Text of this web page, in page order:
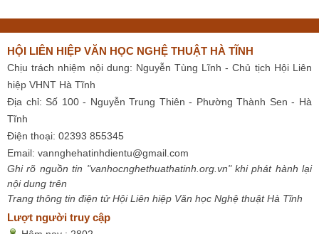
HỘI LIÊN HIỆP VĂN HỌC NGHỆ THUẬT HÀ TĨNH
Chịu trách nhiệm nội dung: Nguyễn Tùng Lĩnh - Chủ tịch Hội Liên
hiệp VHNT Hà Tĩnh
Địa chỉ: Số 100 - Nguyễn Trung Thiên - Phường Thành Sen - Hà
Tĩnh
Điện thoại: 02393 855345
Email: vannghehatinhdientu@gmail.com
Ghi rõ nguồn tin "vanhocnghethuathatinh.org.vn" khi phát hành lại
nội dung trên
Trang thông tin điện tử Hội Liên hiệp Văn học Nghệ thuật Hà Tĩnh
Lượt người truy cập